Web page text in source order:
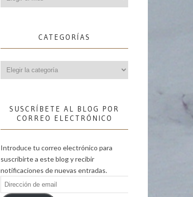
CATEGORÍAS
SUSCRÍBETE AL BLOG POR
CORREO ELECTRÓNICO
Introduce tu correo electrónico para
suscribirte a este blog y recibir
notificaciones de nuevas entradas.
Dirección
de